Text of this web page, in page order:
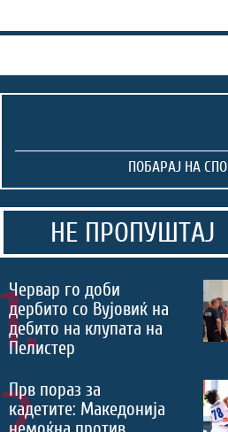
НЕ ПРОПУШТАЈ
1.
Червар го доби
дербито со Вујовиќ на
дебито на клупата на
Пелистер
Прв пораз за
кадетите: Македонија